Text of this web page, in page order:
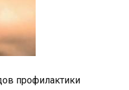
профилактики